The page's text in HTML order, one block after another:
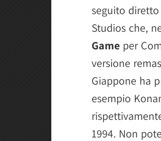
seguito
Studios che,
Game per
versione
Giappone ha
esempio
1994. Non